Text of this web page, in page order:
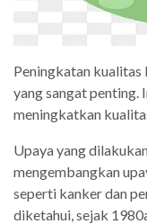
Peningkatan kualitas
yang sangat penting.
meningkatkan
Upaya yang
mengembangkan
seperti kanker dan
diketahui, sejak